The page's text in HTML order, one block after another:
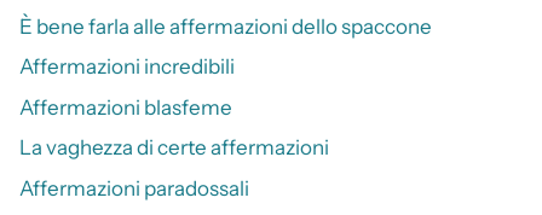
È bene farla alle affermazioni dello spaccone
Affermazioni incredibili
Affermazioni blasfeme
La vaghezza di certe affermazioni
Affermazioni paradossali